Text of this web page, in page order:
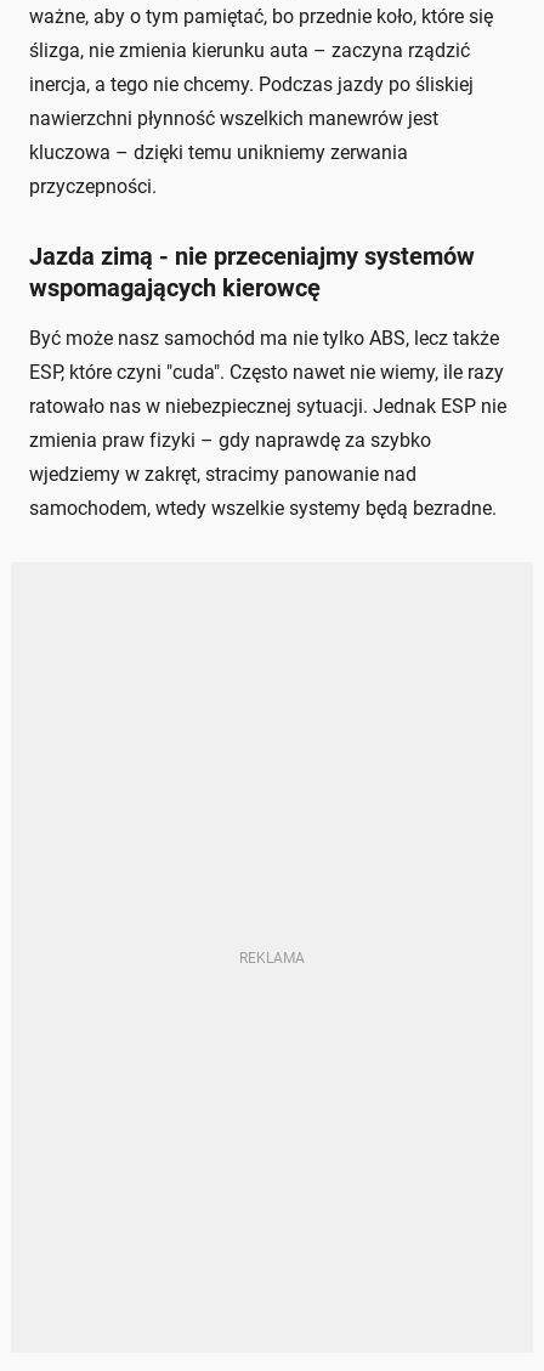
ważne, aby o tym pamiętać, bo przednie koło, które się
ślizga, nie zmienia kierunku auta – zaczyna rządzić
inercja, a tego nie chcemy. Podczas jazdy po śliskiej
nawierzchni płynność wszelkich manewrów jest
kluczowa – dzięki temu unikniemy zerwania
przyczepności.
Jazda zimą - nie przeceniajmy systemów
wspomagających kierowcę
Być może nasz samochód ma nie tylko ABS, lecz także
ESP, które czyni "cuda". Często nawet nie wiemy, ile razy
ratowało nas w niebezpiecznej sytuacji. Jednak ESP nie
zmienia praw fizyki – gdy naprawdę za szybko
wjedziemy w zakręt, stracimy panowanie nad
samochodem, wtedy wszelkie systemy będą bezradne.